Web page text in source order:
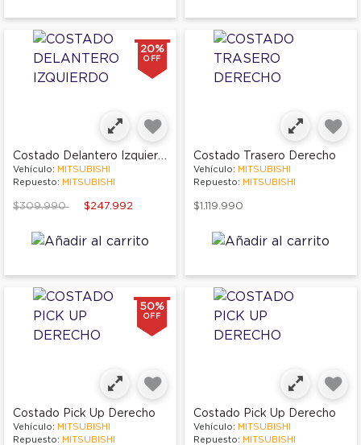
20%
OFF
Costado Delantero Izquierdo
Vehículo: MITSUBISHI
Repuesto: MITSUBISHI
Price reduced from
$309.990to $247.992
Costado Trasero Derecho
Vehículo: MITSUBISHI
Repuesto: MITSUBISHI
$1.119.990
50%
OFF
Costado Pick Up Derecho
Vehículo: MITSUBISHI
Repuesto: MITSUBISHI
Costado Pick Up Derecho
Vehículo: MITSUBISHI
Repuesto: MITSUBISHI